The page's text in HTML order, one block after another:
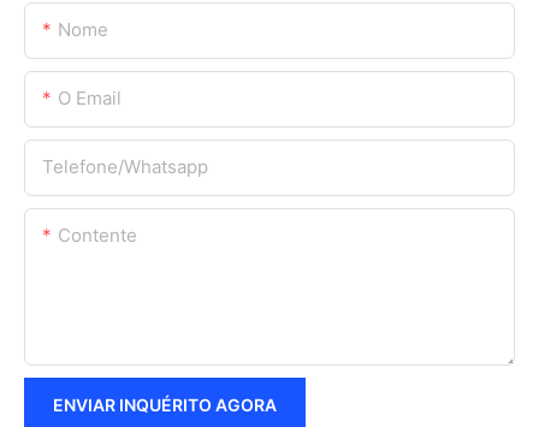
Nome
O Email
Telefone/whatsapp
Contente
ENVIAR INQUÉRITO AGORA